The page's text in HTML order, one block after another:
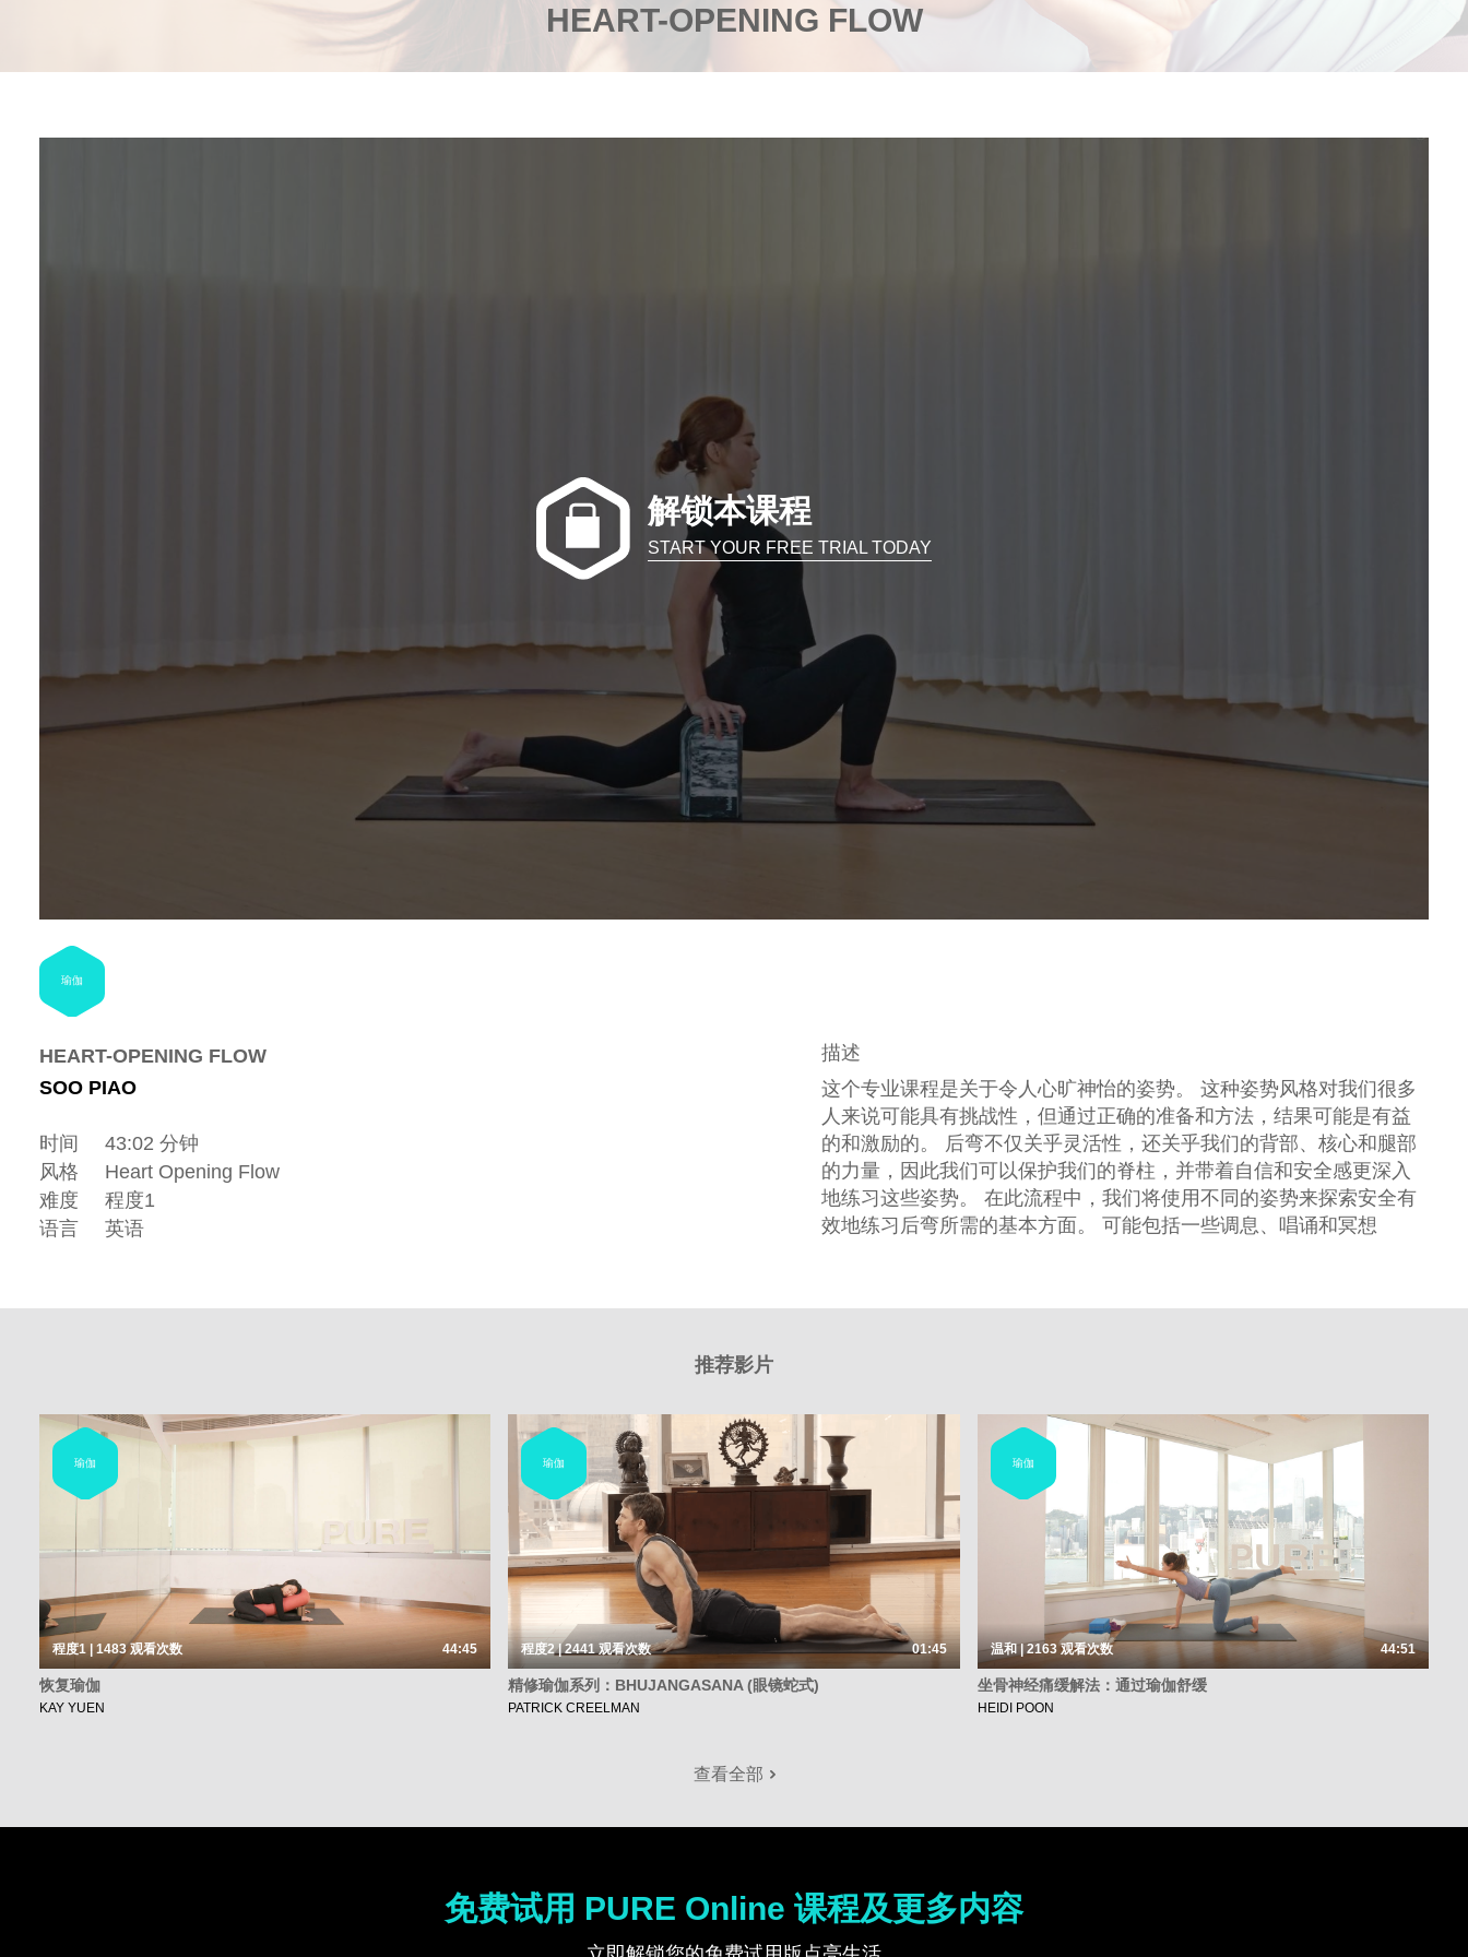
HEART-OPENING FLOW
解锁本课程
START YOUR FREE TRIAL TODAY
瑜伽
HEART-OPENING FLOW
SOO PIAO
时间
43:02 分钟
风格
Heart Opening Flow
难度
程度1
语言
英语
描述
这个专业课程是关于令人心旷神怡的姿势。 这种姿势风格对我们很多
人来说可能具有挑战性，但通过正确的准备和方法，结果可能是有益
的和激励的。 后弯不仅关乎灵活性，还关乎我们的背部、核心和腿部
的力量，因此我们可以保护我们的脊柱，并带着自信和安全感更深入
地练习这些姿势。 在此流程中，我们将使用不同的姿势来探索安全有
效地练习后弯所需的基本方面。 可能包括一些调息、唱诵和冥想
推荐影片
瑜伽
程度1 | 1483观看次数 44:45
恢复瑜伽
KAY YUEN
瑜伽
程度2 | 2441观看次数 01:45
精修瑜伽系列：BHUJANGASANA (眼镜蛇式)
PATRICK CREELMAN
瑜伽
温和 | 2163观看次数 44:51
坐骨神经痛缓解法：通过瑜伽舒缓
HEIDI POON
查看全部
免费试用 PURE Online 课程及更多内容